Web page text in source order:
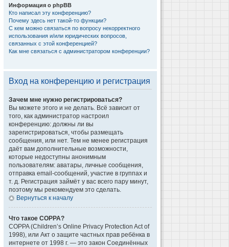
Информация о phpBB
Кто написал эту конференцию?
Почему здесь нет такой-то функции?
С кем можно связаться по вопросу некорректного
использования и/или юридических вопросов,
связанных с этой конференцией?
Как мне связаться с администратором конференции?
Вход на конференцию и регистрация
Зачем мне нужно регистрироваться?
Вы можете этого и не делать. Всё зависит от
того, как администратор настроил
конференцию: должны ли вы
зарегистрироваться, чтобы размещать
сообщения, или нет. Тем не менее регистрация
даёт вам дополнительные возможности,
которые недоступны анонимным
пользователям: аватары, личные сообщения,
отправка email-сообщений, участие в группах и
т. д. Регистрация займёт у вас всего пару минут,
поэтому мы рекомендуем это сделать.
Вернуться к началу
Что такое COPPA?
COPPA (Children’s Online Privacy Protection Act of
1998), или Акт о защите частных прав ребёнка в
интернете от 1998 г. — это закон Соединённых